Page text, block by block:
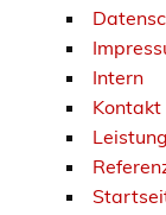
Intern
Kontakt